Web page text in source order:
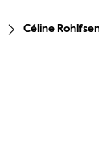
Céline Rohlfsen